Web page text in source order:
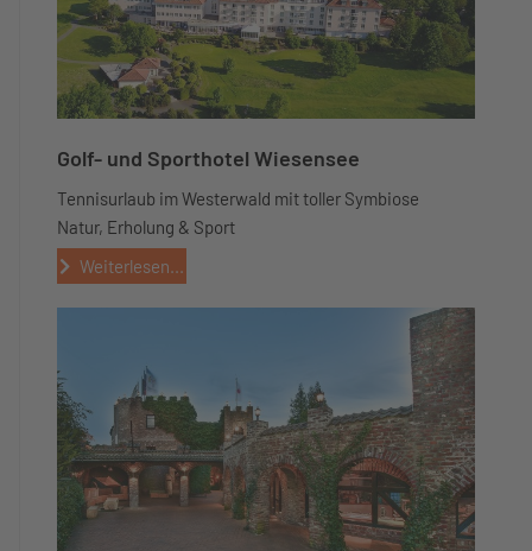
Golf- und Sporthotel Wiesensee
Tennisurlaub im Westerwald mit toller Symbiose
Natur, Erholung & Sport
Weiterlesen...